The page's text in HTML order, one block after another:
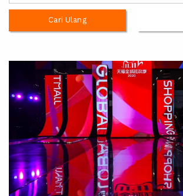
Cari Ulang